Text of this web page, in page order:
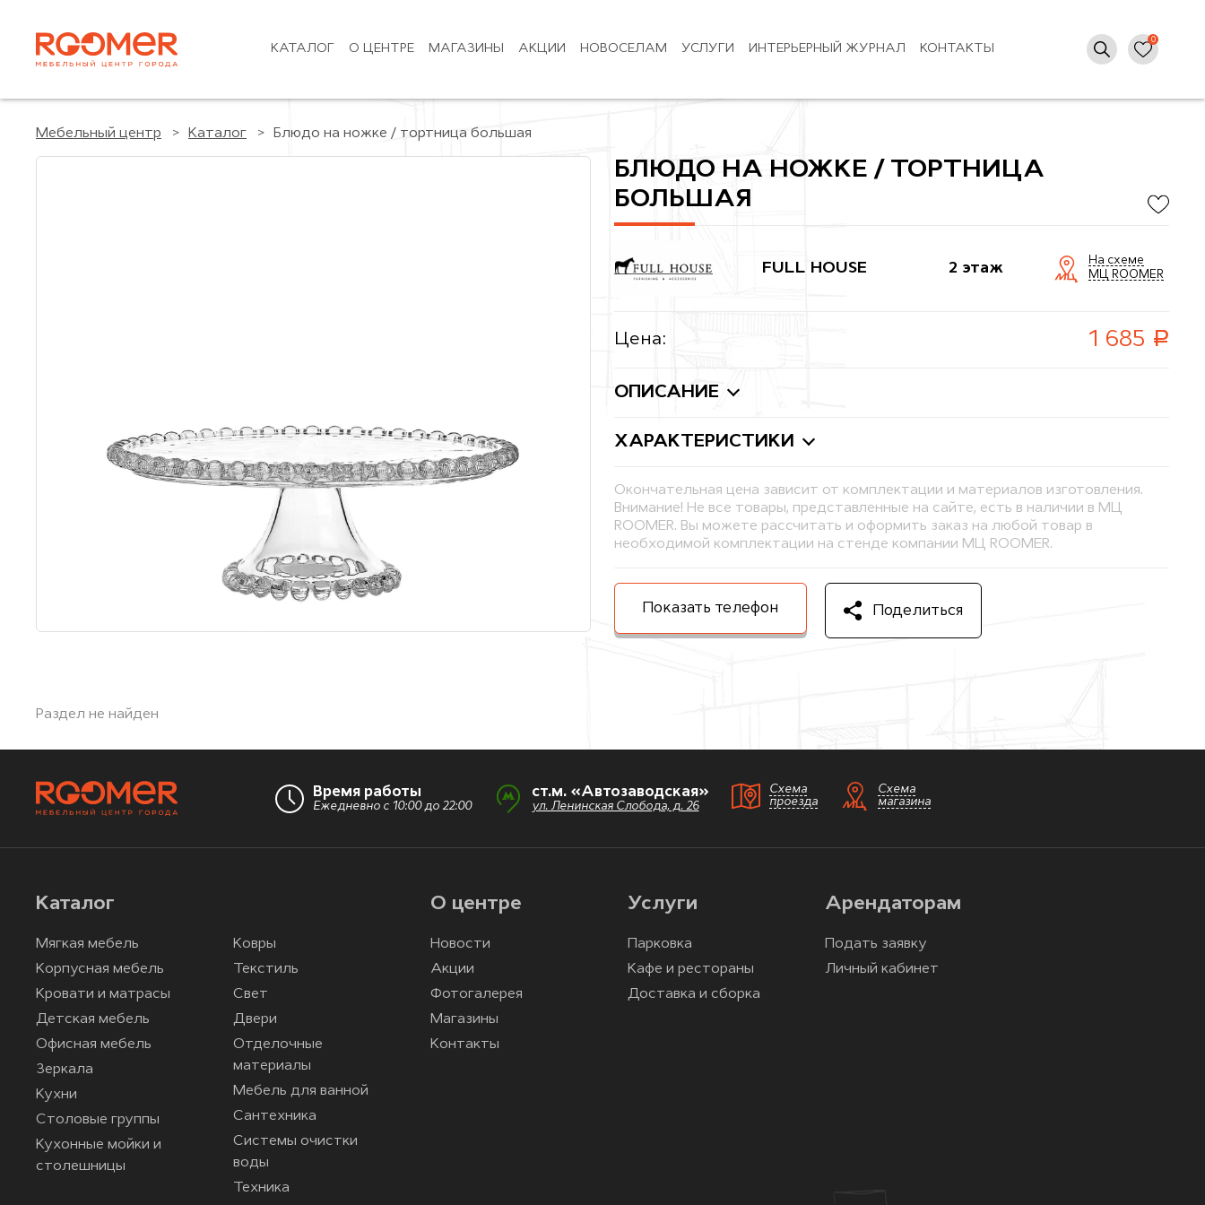
КАТАЛОГ О ЦЕНТРЕ МАГАЗИНЫ АКЦИИ НОВОСЕЛАМ УСЛУГИ ИНТЕРЬЕРНЫЙ ЖУРНАЛ КОНТАКТЫ
Мебельный центр Каталог Блюдо на ножке / тортница большая
БЛЮДО НА НОЖКЕ / ТОРТНИЦА
БОЛЬШАЯ
FULL HOUSE 2 этаж
На схеме
МЦ ROOMER
Цена: 1 685 руб.
ОПИСАНИЕ
ХАРАКТЕРИСТИКИ
Окончательная цена зависит от комплектации и материалов изготовления.
Внимание! Не все товары, представленные на сайте, есть в наличии в МЦ
ROOMER. Вы можете рассчитать и оформить заказ на любой товар в
необходимой комплектации на стенде компании МЦ ROOMER.
Показать телефон Поделиться
Раздел не найден
Время работы
Ежедневно с 10:00 до 22:00
ст.м. «Автозаводская»
ул. Ленинская Слобода, д. 26
Схема
проезда
Схема
магазина
Каталог
Мягкая мебель
Корпусная мебель
Кровати и матрасы
Детская мебель
Офисная мебель
Зеркала
Кухни
Столовые группы
Кухонные мойки и
столешницы
Ковры
Текстиль
Свет
Двери
Отделочные
материалы
Мебель для ванной
Сантехника
Системы очистки
воды
Техника
О центре
Новости
Акции
Фотогалерея
Магазины
Контакты
Услуги
Парковка
Кафе и рестораны
Доставка и сборка
Арендаторам
Подать заявку
Личный кабинет